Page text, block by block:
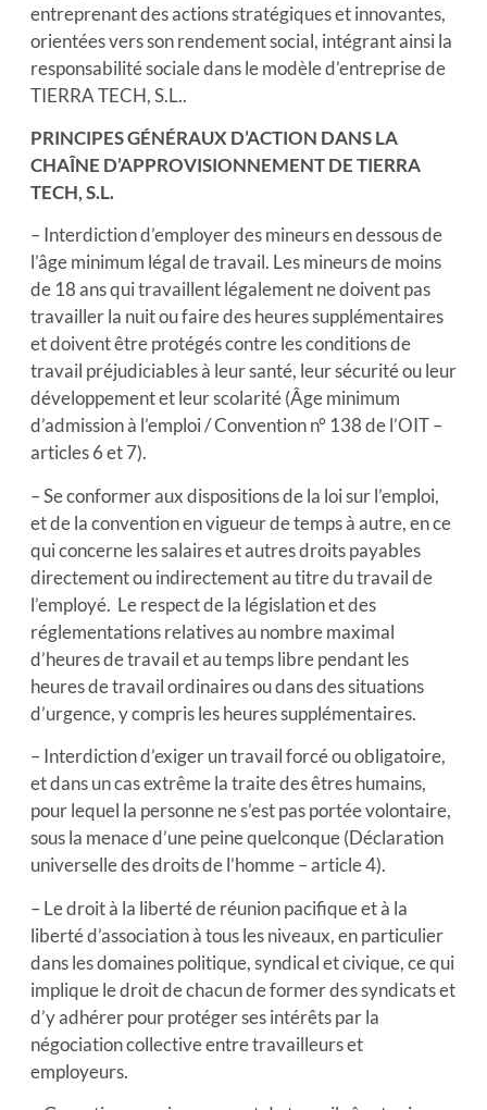
entreprenant des actions stratégiques et innovantes,
orientées vers son rendement social, intégrant ainsi la
responsabilité sociale dans le modèle d’entreprise de
TIERRA TECH, S.L..
PRINCIPES GÉNÉRAUX D’ACTION DANS LA
CHAÎNE D’APPROVISIONNEMENT DE TIERRA
TECH, S.L.
– Interdiction d’employer des mineurs en dessous de
l’âge minimum légal de travail. Les mineurs de moins
de 18 ans qui travaillent légalement ne doivent pas
travailler la nuit ou faire des heures supplémentaires
et doivent être protégés contre les conditions de
travail préjudiciables à leur santé, leur sécurité ou leur
développement et leur scolarité (Âge minimum
d’admission à l’emploi / Convention n° 138 de l’OIT –
articles 6 et 7).
– Se conformer aux dispositions de la loi sur l’emploi,
et de la convention en vigueur de temps à autre, en ce
qui concerne les salaires et autres droits payables
directement ou indirectement au titre du travail de
l’employé. Le respect de la législation et des
réglementations relatives au nombre maximal
d’heures de travail et au temps libre pendant les
heures de travail ordinaires ou dans des situations
d’urgence, y compris les heures supplémentaires.
– Interdiction d’exiger un travail forcé ou obligatoire,
et dans un cas extrême la traite des êtres humains,
pour lequel la personne ne s’est pas portée volontaire,
sous la menace d’une peine quelconque (Déclaration
universelle des droits de l’homme – article 4).
– Le droit à la liberté de réunion pacifique et à la
liberté d’association à tous les niveaux, en particulier
dans les domaines politique, syndical et civique, ce qui
implique le droit de chacun de former des syndicats et
d’y adhérer pour protéger ses intérêts par la
négociation collective entre travailleurs et
employeurs.